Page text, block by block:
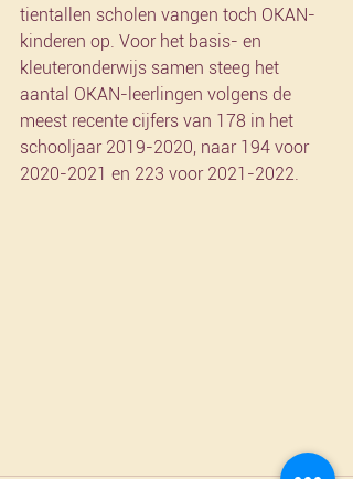
tientallen scholen vangen toch OKAN-
kinderen op. Voor het basis- en
kleuteronderwijs samen steeg het
aantal OKAN-leerlingen volgens de
meest recente cijfers van 178 in het
schooljaar 2019-2020, naar 194 voor
2020-2021 en 223 voor 2021-2022.